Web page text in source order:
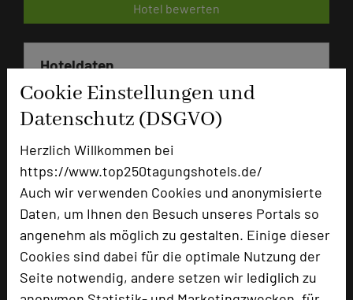
Cookie Einstellungen und
Datenschutz (DSGVO)
Herzlich Willkommen bei
https://www.top250tagungshotels.de/
Auch wir verwenden Cookies und anonymisierte
Daten, um Ihnen den Besuch unseres Portals so
angenehm als möglich zu gestalten. Einige dieser
Cookies sind dabei für die optimale Nutzung der
Seite notwendig, andere setzen wir lediglich zu
Hotel bewerten
Hoteldaten
Max. Tagungskapazität (Personen)
Parlamentarisch
Reihenbestuhlung
Tagungsräume
3
Ausstellungsfläche 200 qm
Zimmer
45
Doppelzimmer